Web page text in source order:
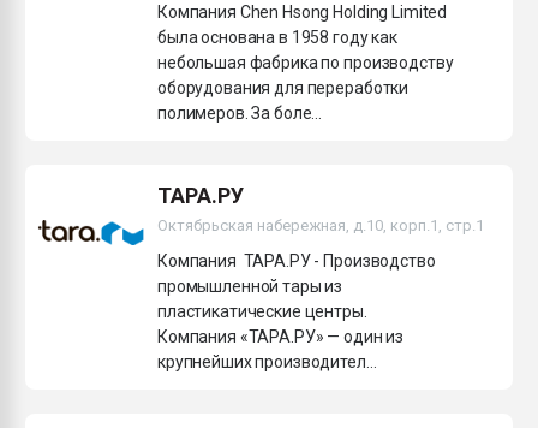
Компания Chen Hsong Holding Limited
была основана в 1958 году как
небольшая фабрика по производству
оборудования для переработки
полимеров. За боле...
ТАРА.РУ
Октябрьская набережная, д.10, корп.1, стр.1
Компания ТАРА.РУ - Производство
промышленной тары из
пластикатические центры.
Компания «ТАРА.РУ» — один из
крупнейших производител...